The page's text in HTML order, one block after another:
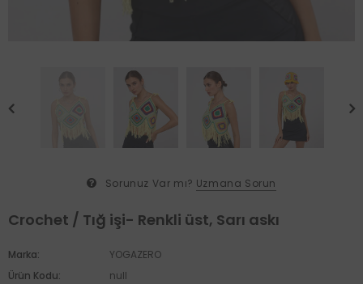
Sorunuz Var mı? Uzmana Sorun
Crochet / Tığ işi- Renkli üst, Sarı askı
Marka:
YOGAZERO
Ürün Kodu:
null